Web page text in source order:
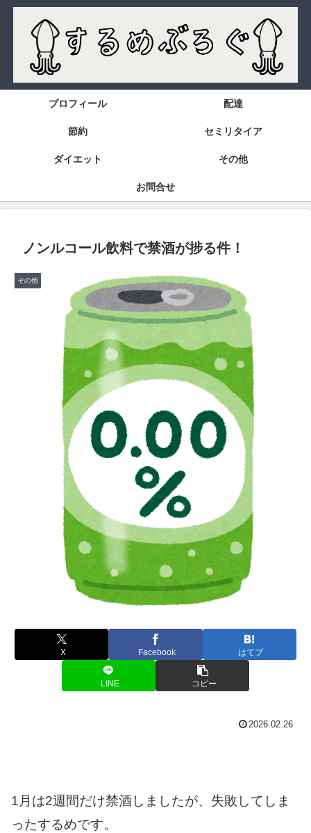
プロフィール 配達
節約 セミリタイア
ダイエット その他
お問合せ
ノンルコール飲料で禁酒が捗る件！
その他
X Facebook はてブ
LINE コピー
2026.02.26
1月は2週間だけ禁酒しましたが、失敗してしま
ったするめです。